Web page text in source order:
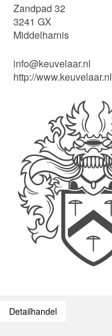
Zandpad 32
3241 GX
Middelharnis
info@keuvelaar.nl
http://www.keuvelaar.nl
Detailhandel